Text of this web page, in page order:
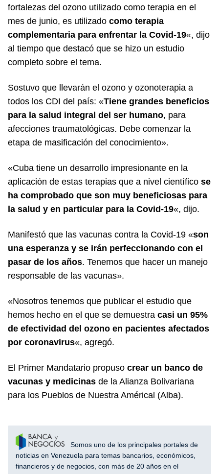
fortalezas del ozono utilizado como terapia en el
mes de junio, es utilizado como terapia
complementaria para enfrentar la Covid-19«, dijo
al tiempo que destacó que se hizo un estudio
completo sobre el tema.
Sostuvo que llevarán el ozono y ozonoterapia a
todos los CDI del país: «Tiene grandes beneficios
para la salud integral del ser humano, para
afecciones traumatológicas. Debe comenzar la
etapa de masificación del conocimiento».
«Cuba tiene un desarrollo impresionante en la
aplicación de estas terapias que a nivel científico se
ha comprobado que son muy beneficiosas para
la salud y en particular para la Covid-19«, dijo.
Manifestó que las vacunas contra la Covid-19 «son
una esperanza y se irán perfeccionando con el
pasar de los años. Tenemos que hacer un manejo
responsable de las vacunas».
«Nosotros tenemos que publicar el estudio que
hemos hecho en el que se demuestra casi un 95%
de efectividad del ozono en pacientes afectados
por coronavirus«, agregó.
El Primer Mandatario propuso crear un banco de
vacunas y medicinas de la Alianza Bolivariana
para los Pueblos de Nuestra Américal (Alba).
Somos uno de los principales portales de
noticias en Venezuela para temas bancarios, económicos,
financieros y de negocios, con más de 20 años en el